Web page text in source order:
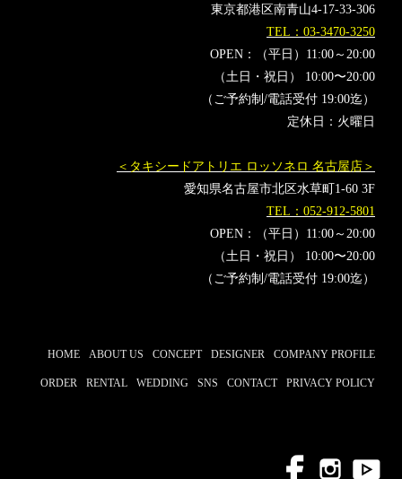
東京都港区南青山4-17-33-306
TEL：03-3470-3250
OPEN：（平日）11:00～20:00
（土日・祝日） 10:00〜20:00
（ご予約制/電話受付 19:00迄）
定休日：火曜日
＜タキシードアトリエ ロッソネロ 名古屋店＞
愛知県名古屋市北区水草町1-60 3F
TEL：052-912-5801
OPEN：（平日）11:00～20:00
（土日・祝日） 10:00〜20:00
（ご予約制/電話受付 19:00迄）
HOME ABOUT US CONCEPT DESIGNER COMPANY PROFILE
ORDER RENTAL WEDDING SNS CONTACT PRIVACY POLICY